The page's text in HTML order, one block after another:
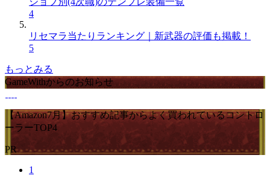
4
リセマラ当たりランキング｜新武器の評価も掲載！
5
もっとみる
GameWithからのお知らせ
【Amazon7月】おすすめ記事からよく買われているコントロ
ーラーTOP4
PR
1